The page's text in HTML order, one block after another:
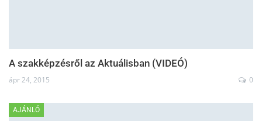
A szakképzésről az Aktuálisban (VIDEÓ)
ápr 24, 2015 0
AJÁNLÓ